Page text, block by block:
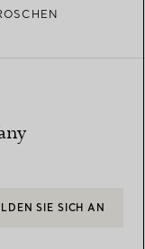
SIE SICH AN